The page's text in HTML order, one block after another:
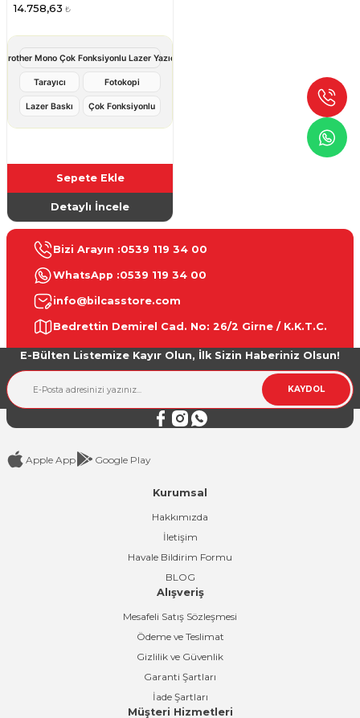
14.758,63 ₺
Brother Mono Çok Fonksiyonlu Lazer Yazıcı
Tarayıcı Fotokopi
Lazer Baskı Çok Fonksiyonlu
Sepete Ekle
Detaylı İncele
Bizi Arayın :0539 119 34 00
WhatsApp :0539 119 34 00
info@bilcasstore.com
Bedrettin Demirel Cad. No: 26/2 Girne / K.K.T.C.
E-Bülten Listemize Kayır Olun, İlk Sizin Haberiniz Olsun!
KAYDOL
Apple App Google Play
Kurumsal
Hakkımızda
İletişim
Havale Bildirim Formu
BLOG
Alışveriş
Mesafeli Satış Sözleşmesi
Ödeme ve Teslimat
Gizlilik ve Güvenlik
Garanti Şartları
İade Şartları
Müşteri Hizmetleri